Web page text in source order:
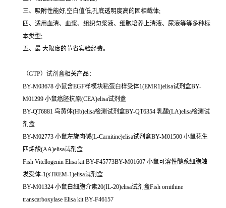
三、吸附性能好,空白值低,孔底透明度高的固相载体;
四、适用血清、血浆、组织匀浆液、细胞培养上清液、尿液等等多种标
本类型;
五、最 大限度的节省实验经费。
（GTP）试剂盒相关产品：
BY-M03678 小鼠含EGF样模块粘蛋白样受体1(EMR1)elisa试剂盒BY-
M01299 小鼠癌胚抗原(CEA)elisa试剂盒
BY-QT6881 鸟黄体(Hb)elisa检测试剂盒BY-QT6354 乳酸(LA)elisa检测试
剂盒
BY-M02773 小鼠左旋肉碱(L-Carnitine)elisa试剂盒BY-M01500 小鼠花生
四烯酸(AA)elisa试剂盒
Fish Vitellogenin Elisa kit BY-F45773BY-M01607 小鼠可溶性髓系细胞触
发受体-1(sTREM-1)elisa试剂盒
BY-M01324 小鼠白细胞介素20(IL-20)elisa试剂盒Fish ornithine
transcarboxylase Elisa kit BY-F46157